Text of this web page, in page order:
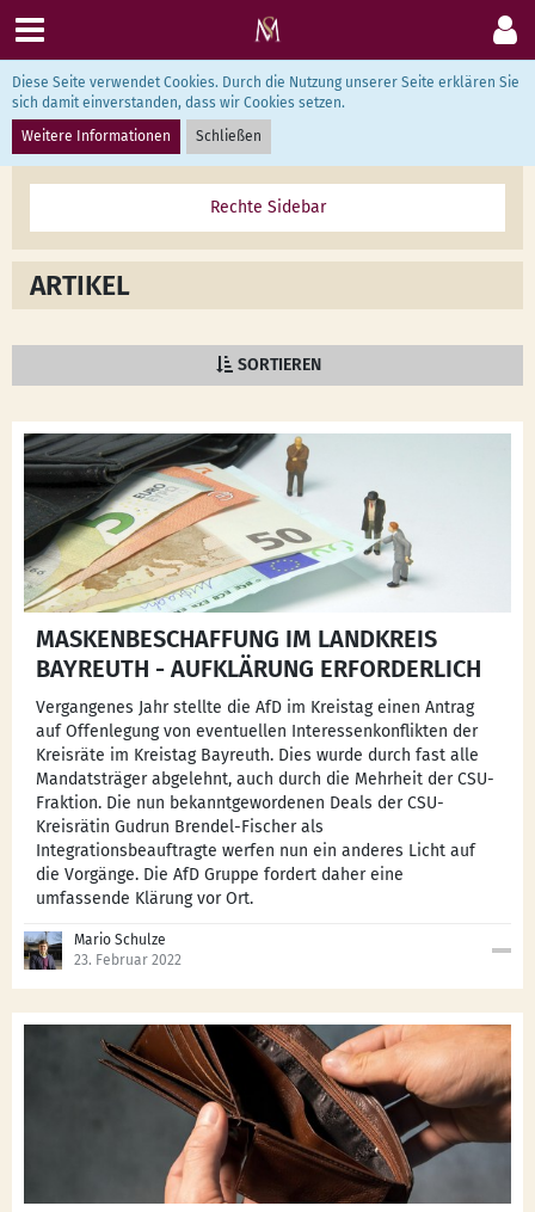
Mario Schulze
ARTIKEL
SORTIEREN
MASKENBESCHAFFUNG IM LANDKREIS
BAYREUTH - AUFKLÄRUNG ERFORDERLICH
Vergangenes Jahr stellte die AfD im Kreistag einen Antrag
auf Offenlegung von eventuellen Interessenkonflikten der
Kreisräte im Kreistag Bayreuth. Dies wurde durch fast alle
Mandatsträger abgelehnt, auch durch die Mehrheit der CSU-
Fraktion. Die nun bekanntgewordenen Deals der CSU-
Kreisrätin Gudrun Brendel-Fischer als
Integrationsbeauftragte werfen nun ein anderes Licht auf
die Vorgänge. Die AfD Gruppe fordert daher eine
umfassende Klärung vor Ort.
Mario Schulze
23. Februar 2022
Diese Seite verwendet Cookies. Durch die Nutzung unserer Seite erklären Sie
sich damit einverstanden, dass wir Cookies setzen.
Weitere Informationen
Schließen